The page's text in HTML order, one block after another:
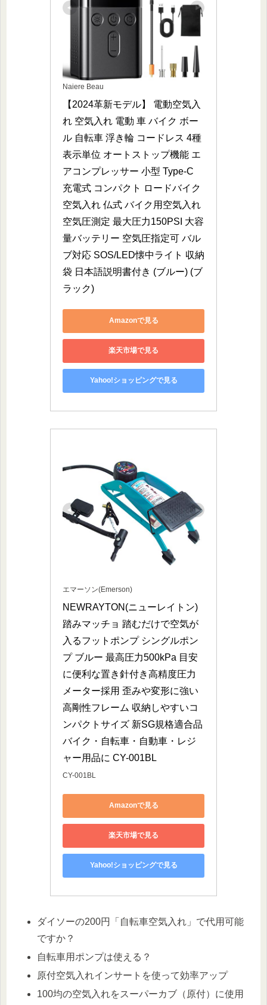
Naiere Beau
【2024革新モデル】 電動空気入
れ 空気入れ 電動 車 バイク ボー
ル 自転車 浮き輪 コードレス 4種
表示単位 オートストップ機能 エ
アコンプレッサー 小型 Type-C
充電式 コンパクト ロードバイク
空気入れ 仏式 バイク用空気入れ
空気圧測定 最大圧力150PSI 大容
量バッテリー 空気圧指定可 バル
ブ対応 SOS/LED懐中ライト 収納
袋 日本語説明書付き (ブルー) (ブ
ラック)
Amazonで見る
楽天市場で見る
Yahoo!ショッピングで見る
エマーソン(Emerson)
NEWRAYTON(ニューレイトン)
踏みマッチョ 踏むだけで空気が
入るフットポンプ シングルポン
プ ブルー 最高圧力500kPa 目安
に便利な置き針付き高精度圧力
メーター採用 歪みや変形に強い
高剛性フレーム 収納しやすいコ
ンパクトサイズ 新SG規格適合品
バイク・自転車・自動車・レジ
ャー用品に CY-001BL
CY-001BL
Amazonで見る
楽天市場で見る
Yahoo!ショッピングで見る
ダイソーの200円「自転車空気入れ」で代用可能
ですか？
自転車用ポンプは使える？
原付空気入れインサートを使って効率アップ
100均の空気入れをスーパーカブ（原付）に使用